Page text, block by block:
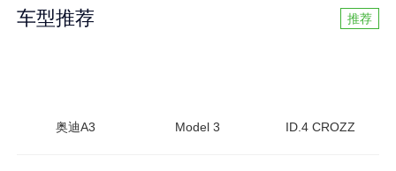
车型推荐 推荐
奥迪A3 Model 3 ID.4 CROZZ